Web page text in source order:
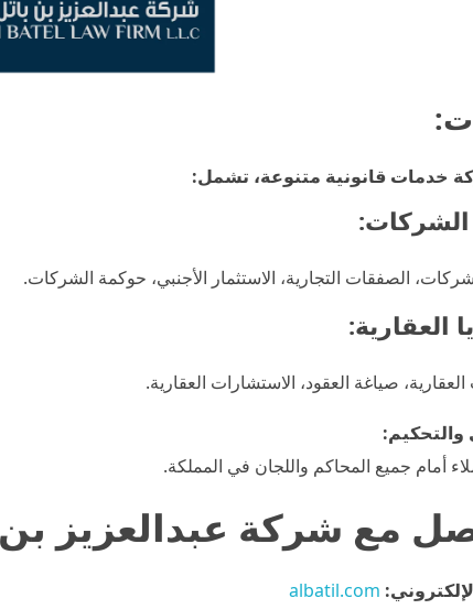
خدمات قانونية متنوعة، تشمل:
الشركات:
الصفقات التجارية، الاستثمار الأجنبي، حوكمة الشركات.
العقارية:
صياغة العقود، الاستشارات العقارية.
أمام جميع المحاكم واللجان في المملكة.
مع شركة عبدالعزيز بن
albatil.com